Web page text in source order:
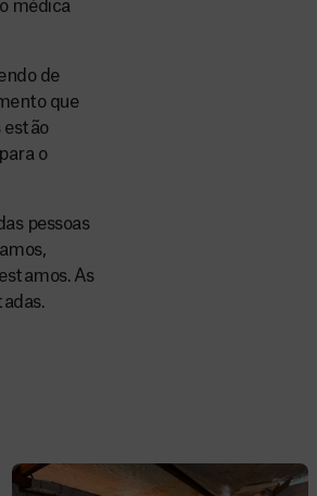
médica
de
que
estão
o
pessoas
As